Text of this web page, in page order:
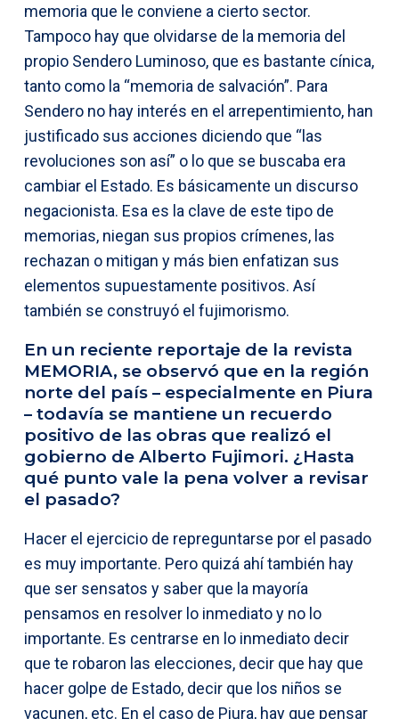
memoria que le conviene a cierto sector.
Tampoco hay que olvidarse de la memoria del
propio Sendero Luminoso, que es bastante cínica,
tanto como la “memoria de salvación”. Para
Sendero no hay interés en el arrepentimiento, han
justificado sus acciones diciendo que “las
revoluciones son así” o lo que se buscaba era
cambiar el Estado. Es básicamente un discurso
negacionista. Esa es la clave de este tipo de
memorias, niegan sus propios crímenes, las
rechazan o mitigan y más bien enfatizan sus
elementos supuestamente positivos. Así
también se construyó el fujimorismo.
En un reciente reportaje de la revista
MEMORIA, se observó que en la región
norte del país – especialmente en Piura
– todavía se mantiene un recuerdo
positivo de las obras que realizó el
gobierno de Alberto Fujimori. ¿Hasta
qué punto vale la pena volver a revisar
el pasado?
Hacer el ejercicio de repreguntarse por el pasado
es muy importante. Pero quizá ahí también hay
que ser sensatos y saber que la mayoría
pensamos en resolver lo inmediato y no lo
importante. Es centrarse en lo inmediato decir
que te robaron las elecciones, decir que hay que
hacer golpe de Estado, decir que los niños se
vacunen, etc. En el caso de Piura, hay que pensar